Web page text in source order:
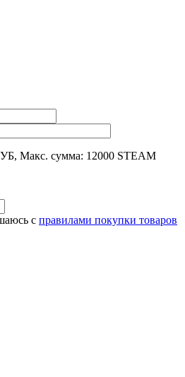
Макс. сумма: 12000 STEAM
с правилами покупки товаров